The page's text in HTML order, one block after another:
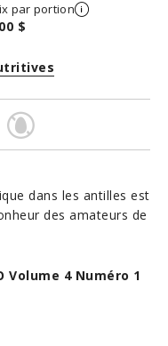
par portion
$
dans les antilles est
des amateurs de
Volume 4 Numéro 1